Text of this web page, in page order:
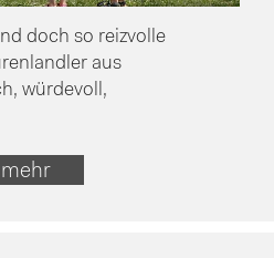
doch so reizvolle
aus
würdevoll,
mehr